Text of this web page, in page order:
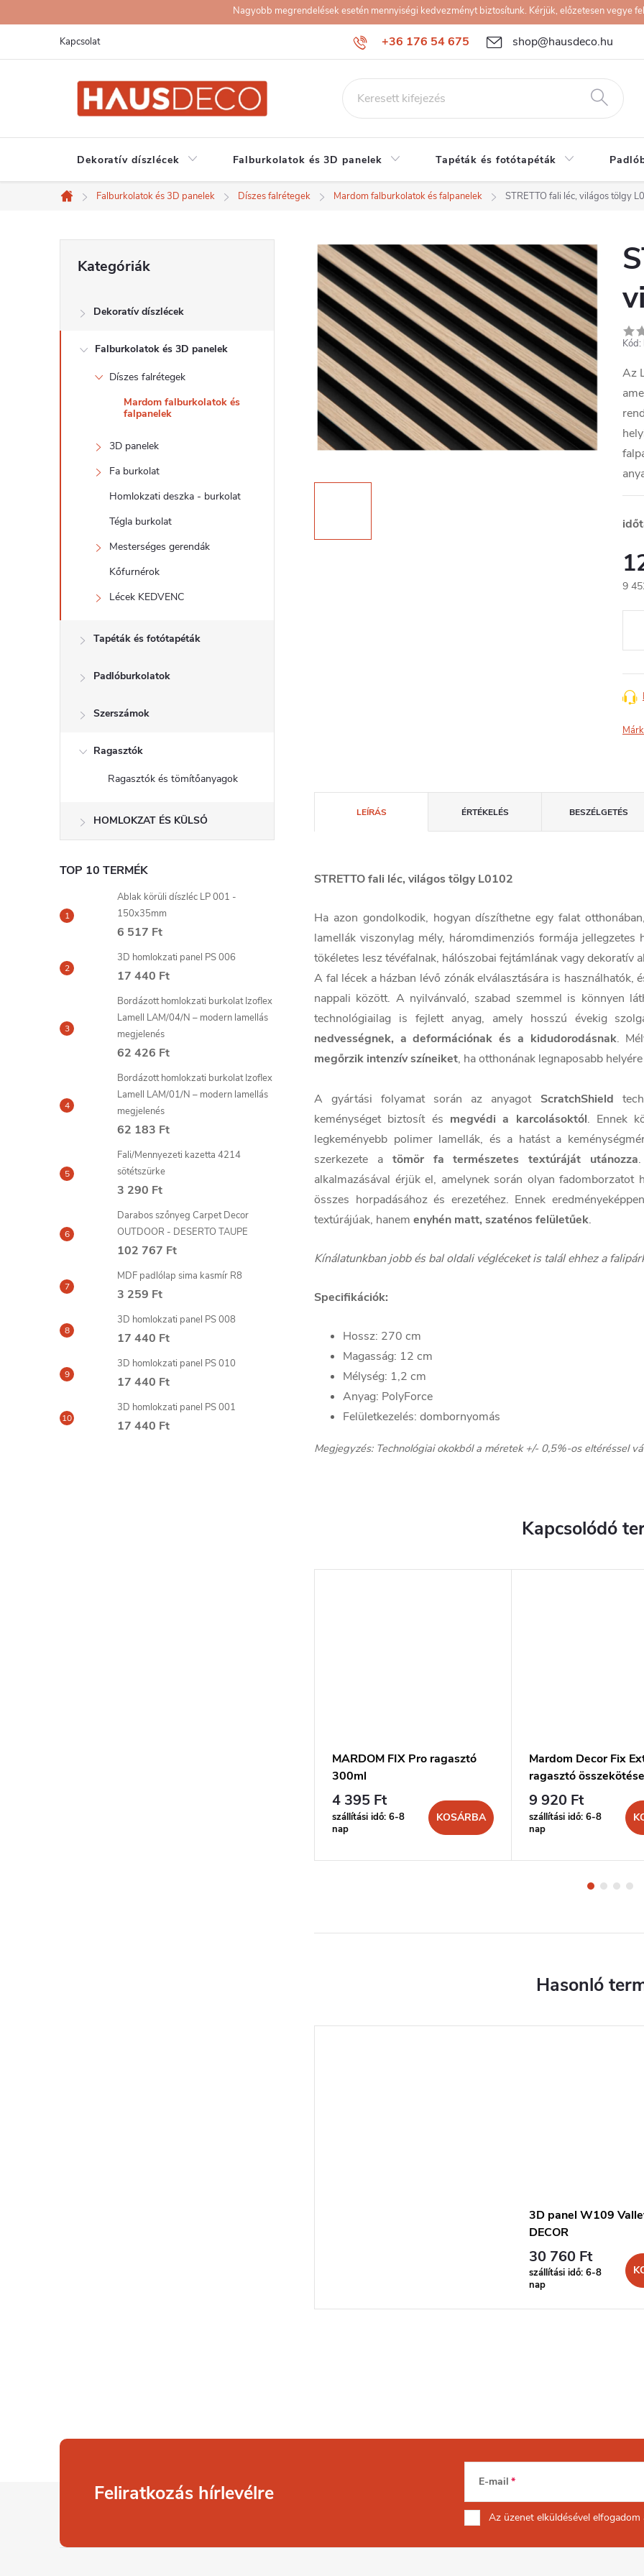
a
Nagyobb megrendelések esetén mennyiségi kedvezményt biztosítunk. Kérjük, előzetesen vegye
+36 176 54 675 shop@hausdeco.hu
Kapcsolat
Dekoratív díszlécek Falburkolatok és 3D panelek Tapéták és fotótapéták
Kezdőlap
Falburkolatok és 3D panelek Díszes falrétegek Mardom falburkolatok és falpanelek STRETTO fali léc, világos tölgy
O
d
e
átugrása
Kategóriák
Dekoratív díszlécek
Falburkolatok és 3D panelek
Díszes falrétegek
Mardom falburkolatok és
falpanelek
3D panelek
Fa burkolat
Homlokzati deszka - burkolat
Tégla burkolat
Mesterséges gerendák
Kőfurnérok
Lécek KEDVENC
Tapéták és fotótapéták
Padlóburkolatok
Szerszámok
Ragasztók
Ragasztók és tömítőanyagok
HOMLOKZAT ÉS KÜLSŐ
TOP 10 TERMÉK
Ablak körüli díszléc LP 001 -
150x35mm
6 517 Ft
3D homlokzati panel PS 006
17 440 Ft
Bordázott homlokzati burkolat Izoflex
Lamell LAM/04/N – modern lamellás
megjelenés
62 426 Ft
Bordázott homlokzati burkolat Izoflex
Lamell LAM/01/N – modern lamellás
megjelenés
62 183 Ft
Fali/Mennyezeti kazetta 4214
sötétszürke
3 290 Ft
Darabos szőnyeg Carpet Decor
OUTDOOR - DESERTO TAUPE
102 767 Ft
MDF padlólap sima kasmír R8
3 259 Ft
3D homlokzati panel PS 008
17 440 Ft
3D homlokzati panel PS 010
17 440 Ft
3D homlokzati panel PS 001
17 440 Ft
Kód:
Az
9
LEÍRÁS ÉRTÉKELÉS BESZÉLGETÉS
STRETTO fali léc, világos tölgy L0102
Ha azon gondolkodik, hogyan díszíthetne egy falat
lamellák viszonylag mély, háromdimenziós formája
tökéletes lesz tévéfalnak, hálószobai fejtámlának vagy dekoratív
A fal lécek a házban lévő zónák elválasztására is használhatók,
nappali között. A nyilvánvaló, szabad szemmel is könnyen
technológiailag is fejlett anyag, amely hosszú évekig
nedvességnek, a deformációnak és a kidudorodásnak.
megőrzik intenzív színeiket, ha otthonának legnaposabb
A gyártási folyamat során az anyagot ScratchShield
keménységet biztosít és megvédi a karcolásoktól. Ennek
legkeményebb polimer lamellák, és a hatást a
szerkezete a tömör fa természetes textúráját utánozza
alkalmazásával érjük el, amelynek során olyan
összes horpadásához és erezetéhez. Ennek
textúrájúak, hanem enyhén matt, szaténos felületűek.
Kínálatunkban jobb és bal oldali végléceket is talál ehhez a
Specifikációk:
Hossz: 270 cm
Magasság: 12 cm
Mélység: 1,2 cm
Anyag: PolyForce
Felületkezelés: dombornyomás
Megjegyzés: Technológiai okokból a méretek +/- 0,5%-os eltéréssel
Kapcsolódó
MARDOM FIX Pro ragasztó
300ml
4 395 Ft
szállítási idő: 6-8
nap
KOSÁRBA
Mardom Decor Fix
ragasztó
300ml
9 920 Ft
szállítási idő: 6-8
nap
3D panel W109
DECOR
30 760 Ft
szállítási idő: 6-8
nap
Feliratkozás hírlevélre E-mail
Az üzenet elküldésével elfogadom